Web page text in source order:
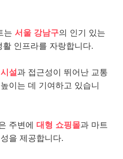
는 서울 강남구의 인기 있는
인프라를 자랑합니다.
설 과 접근성이 뛰어난 교통
이는 데 기여하고 있습니
주변에 대형 쇼핑몰과 마트
을 제공합니다.